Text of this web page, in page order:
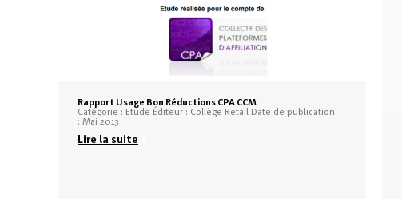
Rapport Usage Bon Réductions CPA CCM
Catégorie : Etude Éditeur : Collège Retail Date de publication
: Mai 2013
Lire la suite